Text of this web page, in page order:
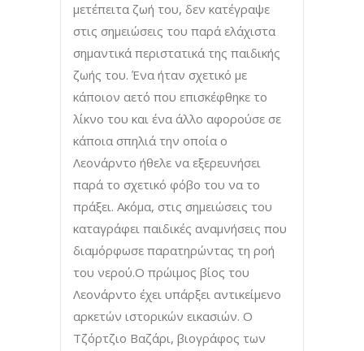
μετέπειτα ζωή του, δεν κατέγραψε
στις σημειώσεις του παρά ελάχιστα
σημαντικά περιστατικά της παιδικής
ζωής του. Ένα ήταν σχετικό με
κάποιον αετό που επισκέφθηκε το
λίκνο του και ένα άλλο αφορούσε σε
κάποια σπηλιά την οποία ο
Λεονάρντο ήθελε να εξερευνήσει
παρά το σχετικό φόβο του να το
πράξει. Ακόμα, στις σημειώσεις του
καταγράφει παιδικές αναμνήσεις που
διαμόρφωσε παρατηρώντας τη ροή
του νερού.Ο πρώιμος βίος του
Λεονάρντο έχει υπάρξει αντικείμενο
αρκετών ιστορικών εικασιών. Ο
Τζόρτζιο Βαζάρι, βιογράφος των